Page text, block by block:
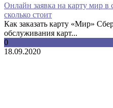
Онлайн заявка на карту мир в
сколько стоит
Как заказать карту «Мир»
обслуживания карт...
0
18.09.2020